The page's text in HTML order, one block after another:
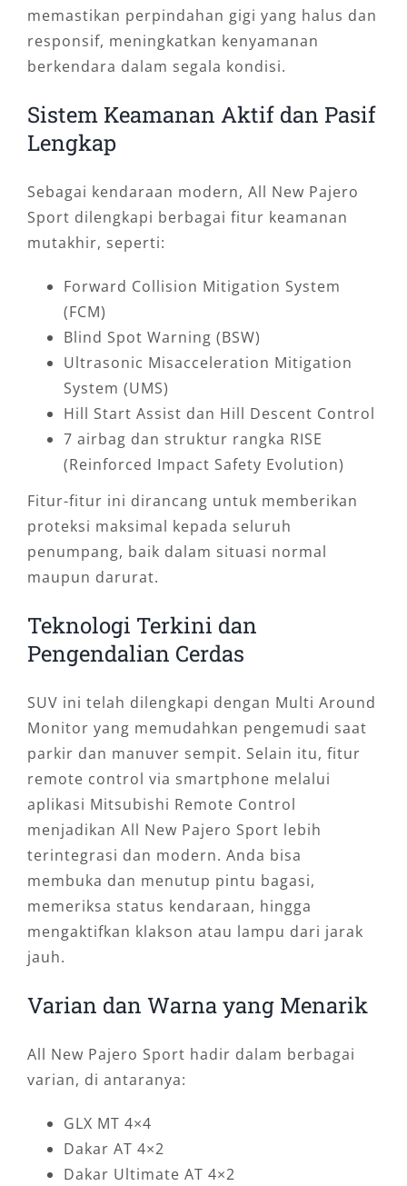
memastikan perpindahan gigi yang halus dan
responsif, meningkatkan kenyamanan
berkendara dalam segala kondisi.
Sistem Keamanan Aktif dan Pasif
Lengkap
Sebagai kendaraan modern, All New Pajero
Sport dilengkapi berbagai fitur keamanan
mutakhir, seperti:
Forward Collision Mitigation System
(FCM)
Blind Spot Warning (BSW)
Ultrasonic Misacceleration Mitigation
System (UMS)
Hill Start Assist dan Hill Descent Control
7 airbag dan struktur rangka RISE
(Reinforced Impact Safety Evolution)
Fitur-fitur ini dirancang untuk memberikan
proteksi maksimal kepada seluruh
penumpang, baik dalam situasi normal
maupun darurat.
Teknologi Terkini dan
Pengendalian Cerdas
SUV ini telah dilengkapi dengan Multi Around
Monitor yang memudahkan pengemudi saat
parkir dan manuver sempit. Selain itu, fitur
remote control via smartphone melalui
aplikasi Mitsubishi Remote Control
menjadikan All New Pajero Sport lebih
terintegrasi dan modern. Anda bisa
membuka dan menutup pintu bagasi,
memeriksa status kendaraan, hingga
mengaktifkan klakson atau lampu dari jarak
jauh.
Varian dan Warna yang Menarik
All New Pajero Sport hadir dalam berbagai
varian, di antaranya:
GLX MT 4×4
Dakar AT 4×2
Dakar Ultimate AT 4×2